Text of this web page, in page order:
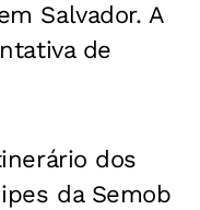
Salvador. A
de
dos
da Semob